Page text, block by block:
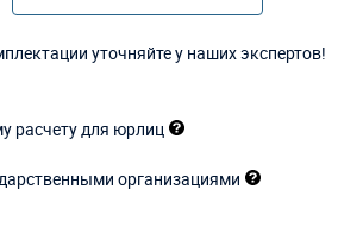
уточняйте у наших экспертов!
расчету для юрлиц
организациями